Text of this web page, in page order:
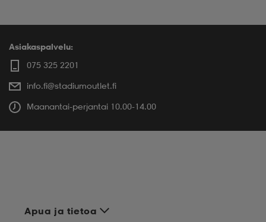
Asiakaspalvelu:
075 325 2201
info.fi@stadiumoutlet.fi
Maanantai-perjantai 10.00-14.00
Apua ja tietoa